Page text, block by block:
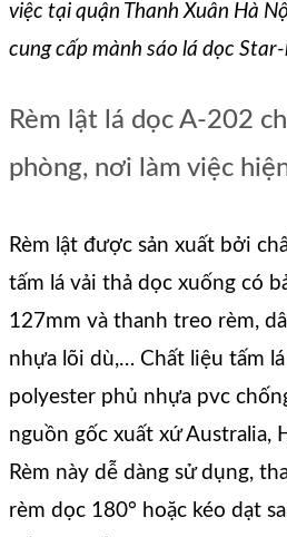
việc tại quận Thanh Xuân Hà
cung cấp mành sáo lá dọc
Rèm lật lá dọc A-202
phòng, nơi làm việc
Rèm lật được sản xuất bởi
tấm lá vải thả dọc xuống có
127mm và thanh treo rèm,
nhựa lõi dù,… Chất liệu tấm
polyester phủ nhựa pvc
nguồn gốc xuất xứ Australia,
Rèm này dễ dàng sử dụng,
rèm dọc 180° hoặc kéo dạt